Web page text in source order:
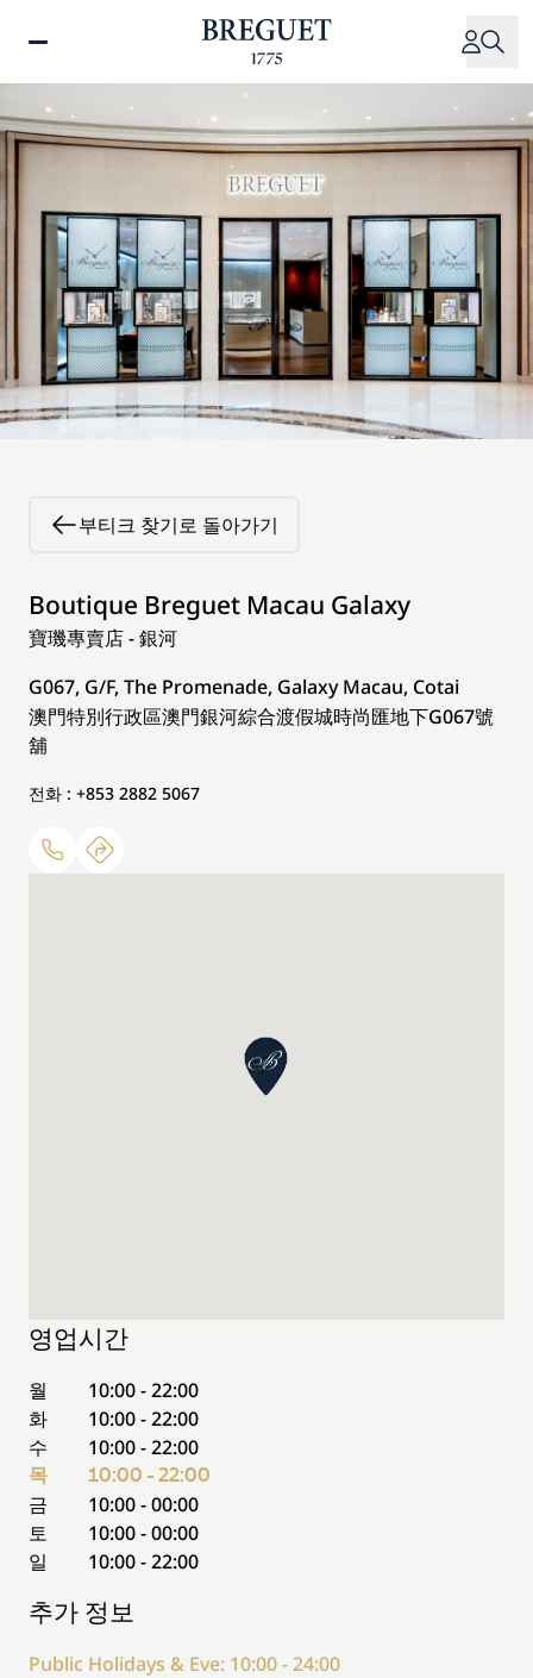
츠
로
건
뛰
부티크 찾기로 돌아가기
Boutique Breguet Macau Galaxy
寶璣專賣店 - 銀河
G067, G/F, The Promenade, Galaxy Macau, Cotai
澳門特別行政區澳門銀河綜合渡假城時尚匯地下G067號
舖
전화 : +853 2882 5067
영업시간
월
10:00 - 22:00
화
10:00 - 22:00
수
10:00 - 22:00
목 10:00 - 22:00
금
10:00 - 00:00
토
10:00 - 00:00
일
10:00 - 22:00
추가 정보
Public Holidays & Eve: 10:00 - 24:00